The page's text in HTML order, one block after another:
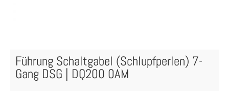
Führung Schaltgabel (Schlupfperlen) 7-
Gang DSG | DQ200 0AM